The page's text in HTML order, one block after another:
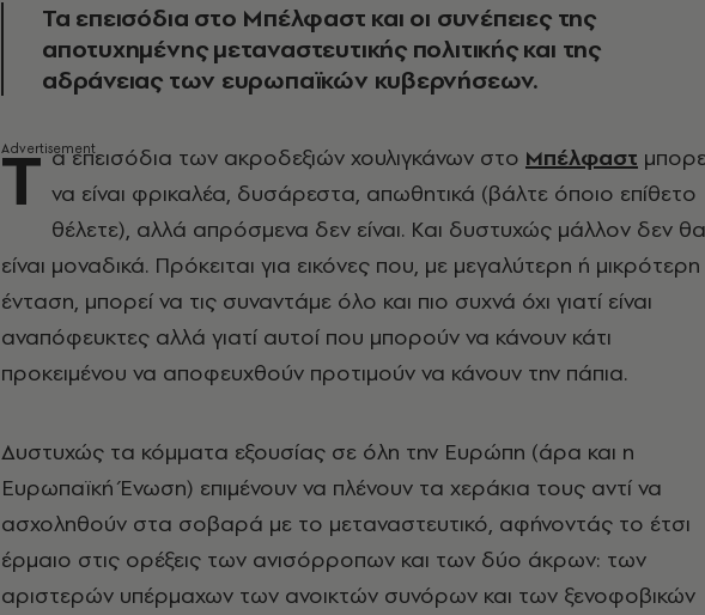
Τα επεισόδια στο Μπέλφαστ και οι συνέπειες της
αποτυχημένης μεταναστευτικής πολιτικής και της
αδράνειας των ευρωπαϊκών κυβερνήσεων.
Τ α επεισόδια των ακροδεξιών χουλιγκάνων στο Μπέλφαστ
να είναι φρικαλέα, δυσάρεστα, απωθητικά (βάλτε όποιο επίθετο
θέλετε), αλλά απρόσμενα δεν είναι. Και δυστυχώς μάλλον δεν θα
είναι μοναδικά. Πρόκειται για εικόνες που, με μεγαλύτερη ή μικρότερη
ένταση, μπορεί να τις συναντάμε όλο και πιο συχνά όχι γιατί είναι
αναπόφευκτες αλλά γιατί αυτοί που μπορούν να κάνουν κάτι
προκειμένου να αποφευχθούν προτιμούν να κάνουν την πάπια.
Δυστυχώς τα κόμματα εξουσίας σε όλη την Ευρώπη (άρα και η
Ευρωπαϊκή Ένωση) επιμένουν να πλένουν τα χεράκια τους αντί να
ασχοληθούν στα σοβαρά με το μεταναστευτικό, αφήνοντάς το έτσι
έρμαιο στις ορέξεις των ανισόρροπων και των δύο άκρων: των
αριστερών υπέρμαχων των ανοικτών συνόρων και των ξενοφοβικών